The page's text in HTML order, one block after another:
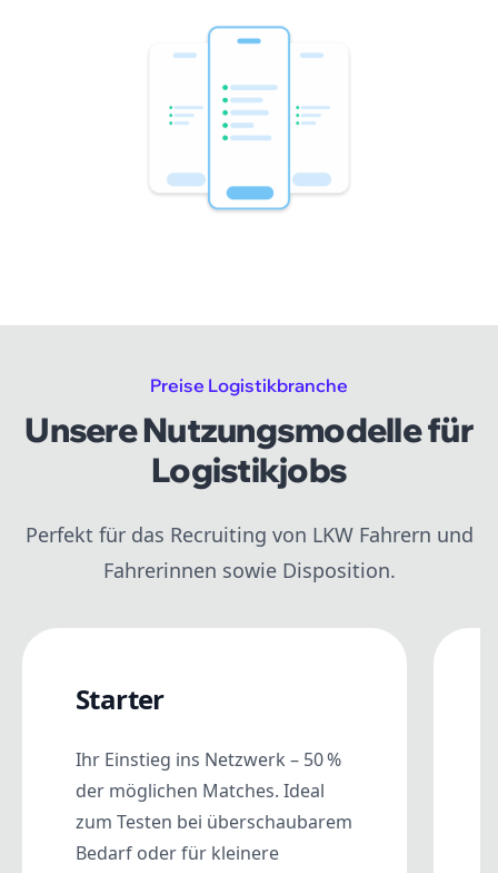
Preise Logistikbranche
Unsere Nutzungsmodelle für
Logistikjobs
Perfekt für das Recruiting von LKW Fahrern und
Fahrerinnen sowie Disposition.
Starter
Ihr Einstieg ins Netzwerk – 50 %
der möglichen Matches. Ideal
zum Testen bei überschaubarem
Bedarf oder für kleinere